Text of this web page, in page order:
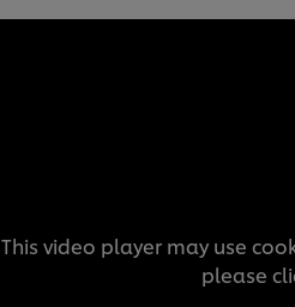
This video player may use
please